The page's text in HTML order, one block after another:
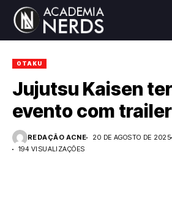
OTAKU
Jujutsu Kaisen
evento com
REDAÇÃO ACNE 20 DE AGOSTO DE 2025
194 VISUALIZAÇÕES